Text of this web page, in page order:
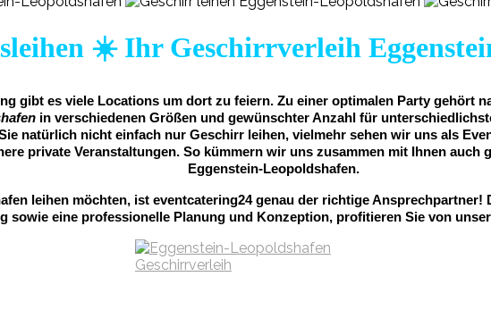
☀️ Ihr Geschirrverleih
gibt es viele Locations um dort zu feiern. Zu einer optimalen Party gehört
in verschiedenen Größen und gewünschter Anzahl für
natürlich nicht einfach nur Geschirr leihen, vielmehr sehen wir uns als
private Veranstaltungen. So kümmern wir uns zusammen mit Ihnen
Eggenstein-Leopoldshafen.
leihen möchten, ist eventcatering24 genau der richtige
sowie eine professionelle Planung und Konzeption, profitieren Sie von